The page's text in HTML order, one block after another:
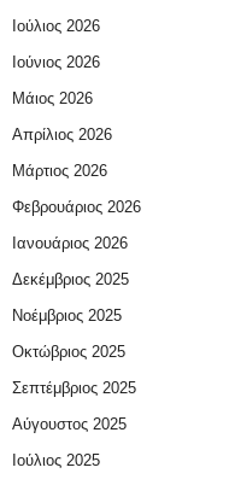
Ιούλιος 2026
Ιούνιος 2026
Μάιος 2026
Απρίλιος 2026
Μάρτιος 2026
Φεβρουάριος 2026
Ιανουάριος 2026
Δεκέμβριος 2025
Νοέμβριος 2025
Οκτώβριος 2025
Σεπτέμβριος 2025
Αύγουστος 2025
Ιούλιος 2025